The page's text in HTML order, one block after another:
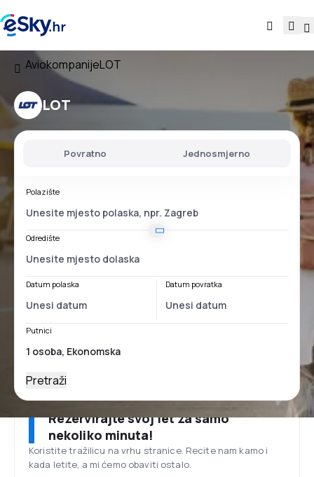
AviokompanijeLOT
LOT
Povratno Jednosmjerno
Polazište
Odredište
Datum polaska Datum povratka
Putnici
Pretraži
Rezervirajte svoj let za samo
nekoliko minuta!
Koristite tražilicu na vrhu stranice. Recite nam kamo i
kada letite, a mi ćemo obaviti ostalo.